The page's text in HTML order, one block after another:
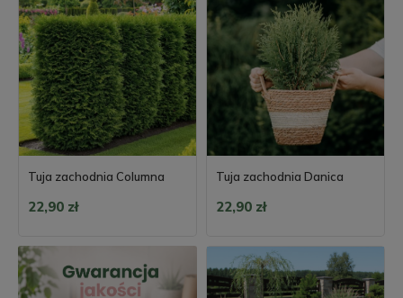
Tuja zachodnia Columna
22,90 zł
Tuja zachodnia Danica
22,90 zł